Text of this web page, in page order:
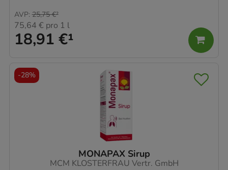
18,91 €¹
AVP: 25,75 €²
75,64 € pro 1 l
MONAPAX Sirup
MCM KLOSTERFRAU Vertr. GmbH
-28%